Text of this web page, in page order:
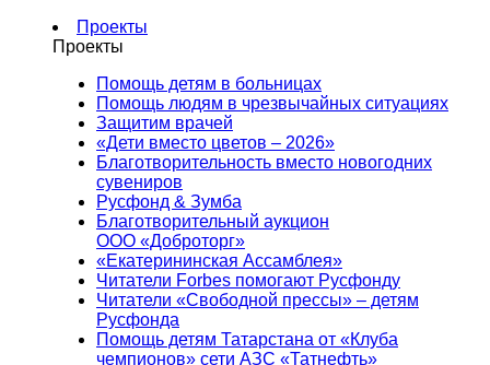
Проекты
Проекты
Помощь детям в больницах
Помощь людям в чрезвычайных ситуациях
Защитим врачей
«Дети вместо цветов – 2026»
Благотворительность вместо новогодних
сувениров
Русфонд & Зумба
Благотворительный аукцион
ООО «Доброторг»
«Екатерининская Ассамблея»
Читатели Forbes помогают Русфонду
Читатели «Свободной прессы» – детям
Русфонда
Помощь детям Татарстана от «Клуба
чемпионов» сети АЗС «Татнефть»